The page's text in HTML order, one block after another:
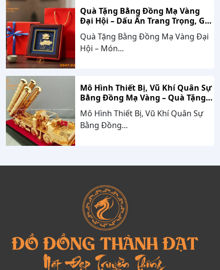
Quà Tặng Bằng Đồng Mạ Vàng
Đại Hội – Dấu Ấn Trang Trọng, Giá
Trị Bền Vững Theo Thời Gian
Quà Tặng Bằng Đồng Mạ Vàng Đại
Hội – Món...
Mô Hình Thiết Bị, Vũ Khí Quân Sự
Bằng Đồng Mạ Vàng – Quà Tặng
Cao Cấp Mang Dấu Ấn Sức Mạnh
Và Niềm Tự Hào Dân Tộc
Mô Hình Thiết Bị, Vũ Khí Quân Sự
Bằng Đồng...